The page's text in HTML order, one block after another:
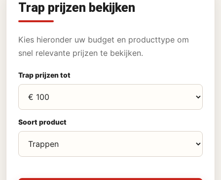
Trap prijzen bekijken
Kies hieronder uw budget en producttype om
snel relevante prijzen te bekijken.
Trap prijzen tot
Soort product